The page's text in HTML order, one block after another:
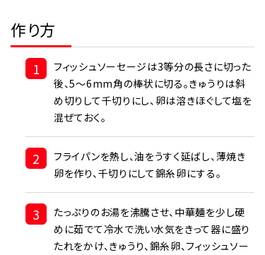
作り方
1
フィッシュソーセージは3等分の長さに切った
後、5～6mm角の棒状に切る。きゅうりは斜
め切りして千切りにし、卵は溶きほぐして塩を
混ぜておく。
2
フライパンを熱し、油をうすく延ばし、薄焼き
卵を作り、千切りにして錦糸卵にする。
3
たっぷりのお湯を沸騰させ、中華麺を少し硬
めに茹でて冷水で洗い水気をきって器に盛り
たれをかけ、きゅうり、錦糸卵、フィッシュソー